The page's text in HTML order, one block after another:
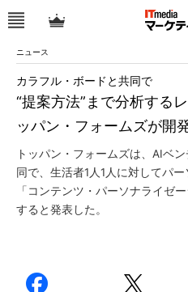
ニュース
“提案方法”まで分析する
ッパン・フォームズが開
カラフル・ボードと共同で
トッパン・フォームズは、AIベ
同で、生活者1人1人に対してパ
「コンテンツ・パーソナライゼ
すると発表した。